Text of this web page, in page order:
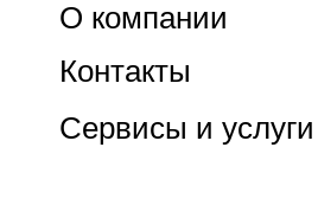
Контакты
О компании
Сервисы и услуги